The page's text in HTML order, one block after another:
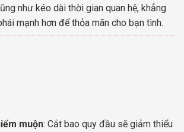
như kéo dài thời gian quan hệ, khẳng
mạnh hơn để thỏa mãn cho bạn tình.
muộn: Cắt bao quy đầu sẽ giảm thiểu